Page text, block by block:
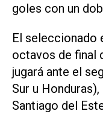
goles con un
El seleccionado
octavos de final
jugará ante el
Sur u
Santiago del